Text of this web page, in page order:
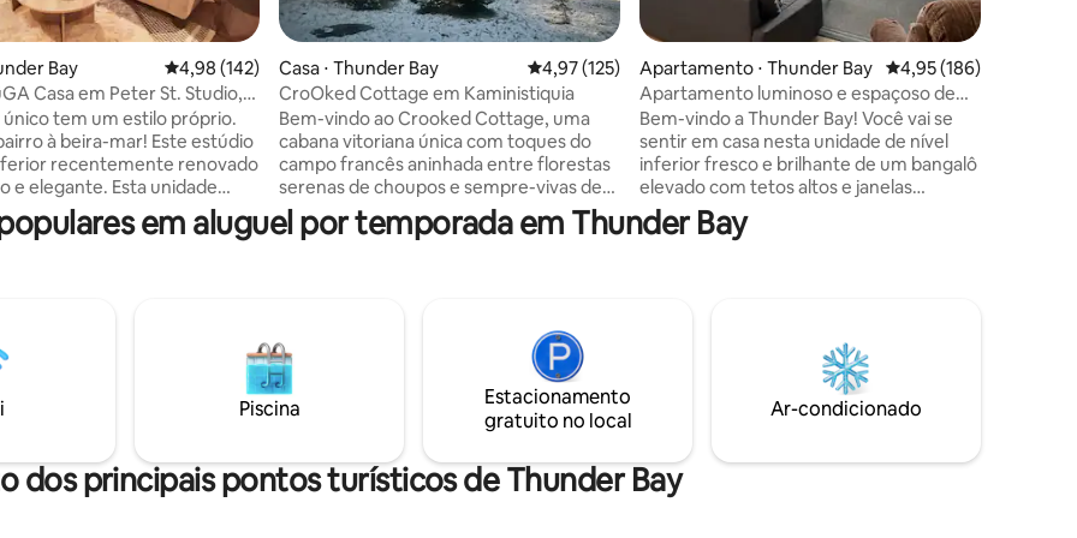
de 5, 11 avaliações
Bay 4,98 de uma avaliação média de 5, 142 avaliações
4,98 (142)
Casa em Peter St. Studio,
único tem um estilo próprio.
à beira-mar! Este estúdio
recentemente renovado
e elegante. Esta unidade
janelas com muita luz.
trabalho, jantar, bar de café
Conceito de vida aberto.
elétrica para desfrutar em
Bar de café
abastecido. Sirva-se de
Casa ⋅ Thunder Bay 4,97 de uma avaliação média de 5, 125 avaliações
4,97 (125)
CroOked Cottage em Kaministiquia
Bem-vindo ao Crooked Cottage, uma
cabana vitoriana única com toques do
campo francês aninhada entre florestas
serenas de choupos e sempre-vivas de
Kaministiquia! Acorde com o som do
canto dos pássaros e saboreie seu café
minutos de distância, ou deleitando-se
com a tranquilidade da floresta. À noite,
reúna-se ao redor da fogueira sob um
dossel de estrelas, compartilhando
histórias e risos com os entes queridos.
Apartamento ⋅ Thunder Bay 4,95 de uma avaliação
4,95 (186)
Apartamento luminoso e espaçoso de
um quarto
Bem-vindo a Thunder Bay! Você vai se
sentir em casa nesta unidade de nível
inferior fresco e brilhante de um bangalô
elevado com tetos altos e janelas
grandes. Localizado perto do Complexo
de Jogos do Canadá, do Estádio Port
restaurantes e lojas. Uma cozinha
completa e um espaço de trabalho
tornam esta unidade ótima para
profissionais educacionais e médicos que
mais longas.
em aluguel por temporada em Thunder Bay
Piscina
Estacionamento
gratuito no local
Ar-condicionado
dos principais pontos turísticos de Thunder Bay